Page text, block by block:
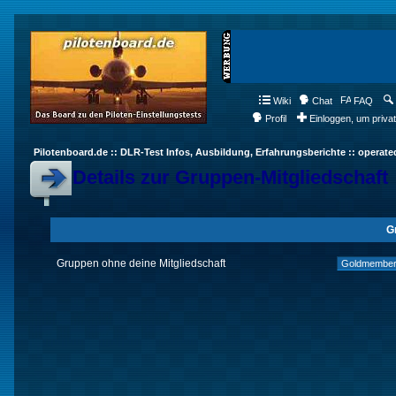
Wiki Chat FAQ
Profil
Einloggen, um
Pilotenboard.de :: DLR-Test Infos, Ausbildung, Erfahrungsberichte ::
Details zur Gruppen-Mitgliedschaft
Gruppen ohne deine Mitgliedschaft